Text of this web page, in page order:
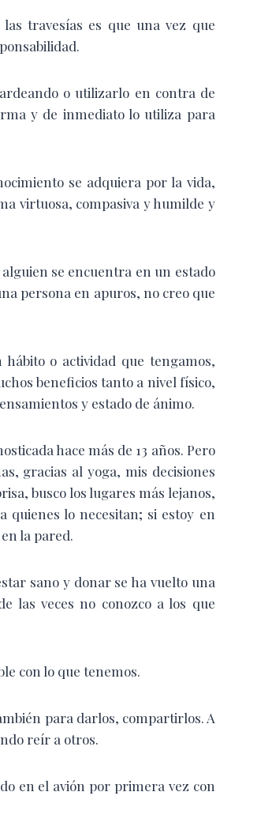
travesías es que una vez que
o utilizarlo en contra de
y de inmediato lo utiliza para
se adquiera por la vida,
virtuosa, compasiva y humilde y
se encuentra en un estado
persona en apuros, no creo que
o actividad que tengamos,
beneficios tanto a nivel físico,
y estado de ánimo.
hace más de 13 años. Pero
gracias al yoga, mis decisiones
busco los lugares más lejanos,
quienes lo necesitan; si estoy en
la pared.
sano y donar se ha vuelto una
las veces no conozco a los que
con lo que tenemos.
para darlos, compartirlos. A
reír a otros.
en el avión por primera vez con